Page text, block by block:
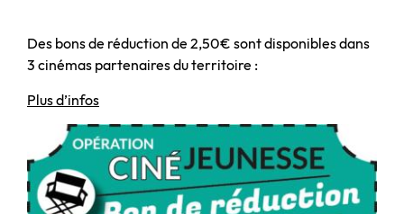
Des bons de réduction de 2,50€ sont disponibles dans
3 cinémas partenaires du territoire :
Plus d’infos